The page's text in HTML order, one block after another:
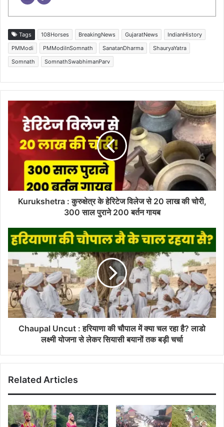
Tags 108Horses BreakingNews GujaratNews
IndianHistory
PMModi
PMModiInSomnath SanatanDharma
ShauryaYatra
Somnath
SomnathSwabhimanParv
Kurukshetra : कुरुक्षेत्र के हेरिटेज विलेज से 20 लाख की चोरी,
300 साल पुराने 200 बर्तन गायब
Chaupal Uncut : हरियाणा की चौपाल में क्या चल रहा है? लाडो
लक्ष्मी योजना से लेकर सियासी बयानों तक बड़ी चर्चा
Related Articles